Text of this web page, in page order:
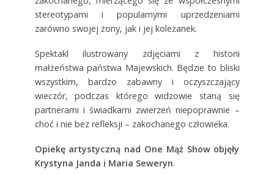
stereotypami i popularnymi uprzedzeniami
zarówno swojej żony, jak i jej koleżanek.
Spektakl ilustrowany zdjęciami z historii
małżeństwa państwa Majewskich. Będzie to bliski
wszystkim, bardzo zabawny i oczyszczający
wieczór, podczas którego widzowie staną się
partnerami i świadkami zwierzeń niepoprawnie –
choć i nie bez refleksji – zakochanego człowieka.
Opiekę artystyczną nad One Mąż Show objęły
Krystyna Janda i Maria Seweryn.